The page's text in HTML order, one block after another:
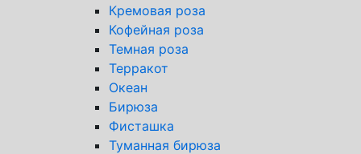
Кремовая роза
Кофейная роза
Темная роза
Терракот
Океан
Бирюза
Фисташка
Туманная бирюза